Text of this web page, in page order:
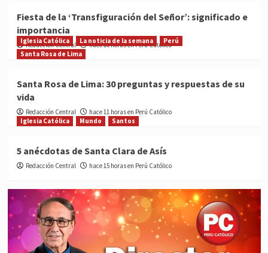
Fiesta de la ‘Transfiguración del Señor’: significado e
importancia
Redacción Central hace 10 horas en Perú Católico
Iglesia Católica La noticia de la semana
Perú
Santa Rosa de Lima
Santa Rosa de Lima: 30 preguntas y respuestas de su
vida
Redacción Central
hace 11 horas en Perú Católico
Iglesia Católica
Mundo Santos
5 anécdotas de Santa Clara de Asís
Redacción Central hace 15 horas en Perú Católico